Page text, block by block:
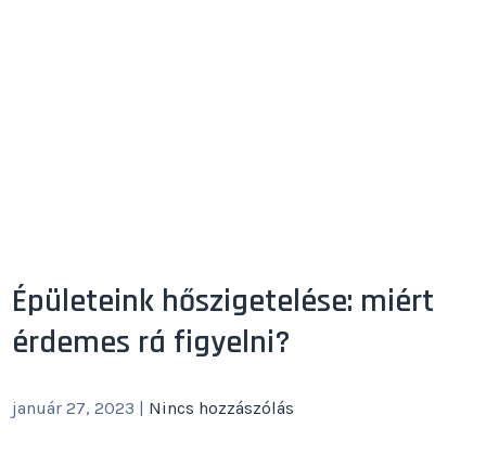
Épületeink hőszigetelése: miért
érdemes rá figyelni?
január 27, 2023 | Nincs hozzászólás